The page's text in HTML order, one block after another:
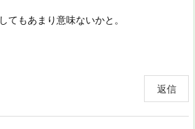
てもあまり意味ないかと。
返信